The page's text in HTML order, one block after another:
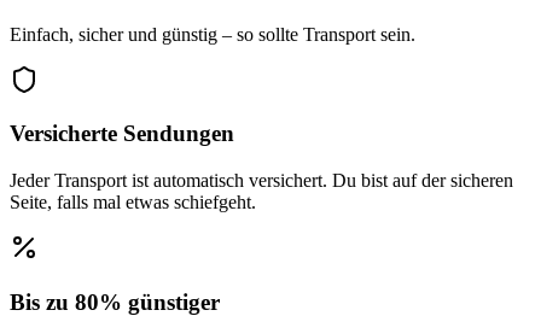
Einfach, sicher und günstig – so sollte Transport sein.
Versicherte Sendungen
Jeder Transport ist automatisch versichert. Du bist auf der sicheren
Seite, falls mal etwas schiefgeht.
Bis zu 80% günstiger